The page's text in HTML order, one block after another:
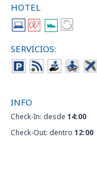
HOTEL
SERVICIOS:
INFO
Check-In: desde 14:00
Check-Out: dentro 12:00